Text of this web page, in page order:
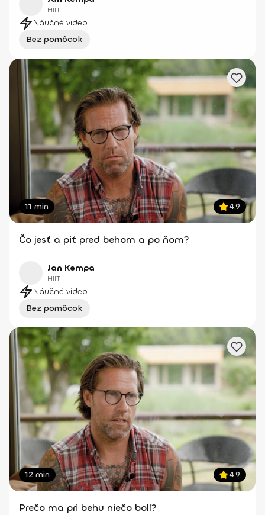
HIIT
Náučné video
Bez pomôcok
11 min 4.9
Čo jesť a piť pred behom a po ňom?
Jan Kempa
HIIT
Náučné video
Bez pomôcok
12 min 4.9
Prečo ma pri behu niečo bolí?